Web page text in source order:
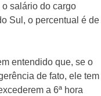
salário do cargo
Sul, o percentual é de
entendido que, se o
de fato, ele tem
a 6ª hora